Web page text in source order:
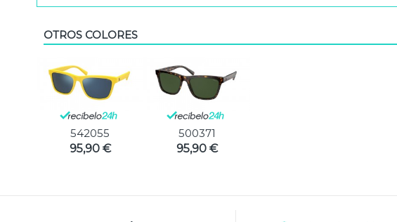
OTROS COLORES
542055
95,90 €
500371
95,90 €